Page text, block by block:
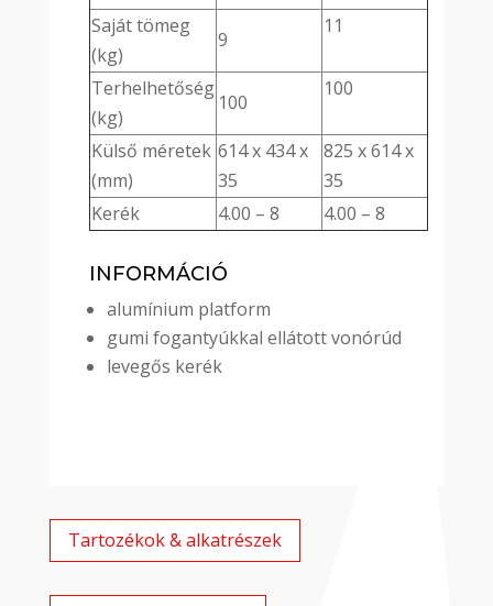
Saját tömeg
(kg)
9
11
Terhelhetőség
(kg)
100
100
Külső méretek
(mm)
614 x 434 x
35
825 x 614 x
35
Kerék
4.00 – 8 4.00 – 8
INFORMÁCIÓ
alumínium platform
gumi fogantyúkkal ellátott vonórúd
levegős kerék
Tartozékok & alkatrészek